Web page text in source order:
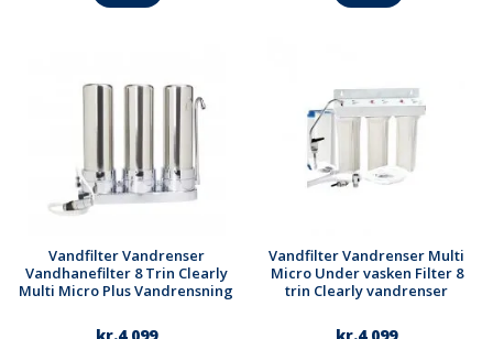
Vandfilter Vandrenser
Vandhanefilter 8 Trin Clearly
Multi Micro Plus Vandrensning
Vandfilter Vandrenser Multi
Micro Under vasken Filter 8
trin Clearly vandrenser